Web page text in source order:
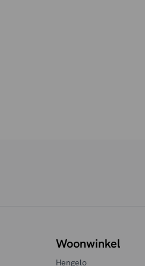
Woonwinkel
Hengelo